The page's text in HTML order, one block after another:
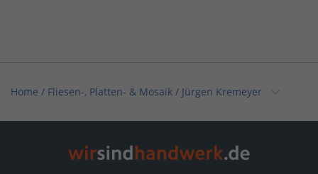
Home / Fliesen-, Platten- & Mosaik / Jürgen Kremeyer
Home / Nordrhein-Westfalen / Münster / Jürgen Kremeyer